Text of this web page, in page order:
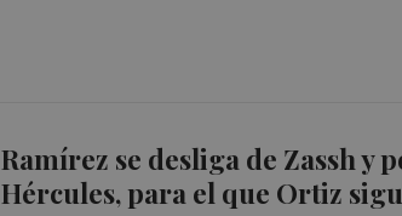
Ramírez se desliga de Zassh y
Hércules, para el que Ortiz